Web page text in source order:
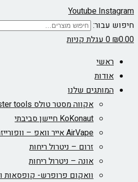
YoutubeInstagram
חיפוש עבור:
₪0.00
0עגלת קניות
ראשי
אודות
המותגים שלנו
אקווה מסטר טולס Aqua Master tools
KoKonaut חיישן סביבתי
AirVape אייר וואפ – וופורייזר
זרום – ניטרול ריחות
אונה – ניטרול ריחות
וואקום פרופרש- קופסאות